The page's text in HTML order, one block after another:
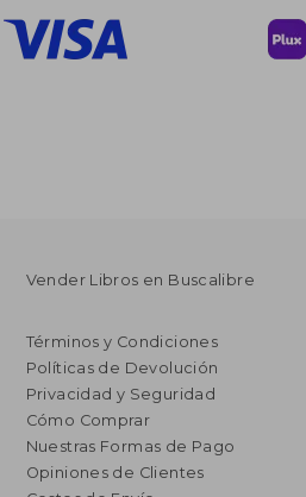
Vender Libros en Buscalibre
Términos y Condiciones
Políticas de Devolución
Privacidad y Seguridad
Cómo Comprar
Nuestras Formas de Pago
Opiniones de Clientes